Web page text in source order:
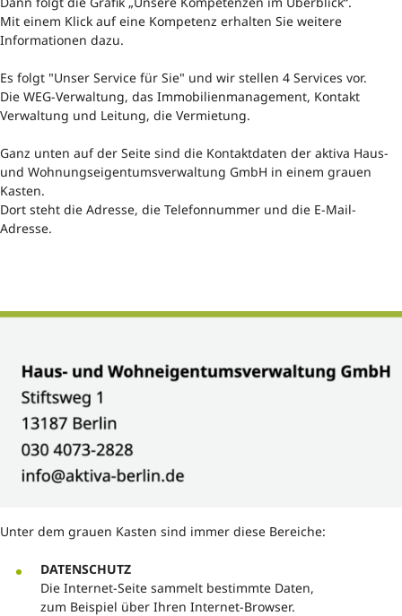
Mit einem Klick auf eine Kompetenz erhalten Sie weitere
Informationen dazu.
Es folgt "Unser Service für Sie" und wir stellen 4 Services vor.
Die WEG-Verwaltung, das Immobilienmanagement, Kontakt
Verwaltung und Leitung, die Vermietung.
Ganz unten auf der Seite sind die Kontaktdaten der aktiva Haus-
und Wohnungseigentumsverwaltung GmbH in einem grauen
Kasten.
Dort steht die Adresse, die Telefonnummer und die E-Mail-
Adresse.
Unter dem grauen Kasten sind immer diese Bereiche:
DATENSCHUTZ
Die Internet-Seite sammelt bestimmte Daten,
zum Beispiel über Ihren Internet-Browser.